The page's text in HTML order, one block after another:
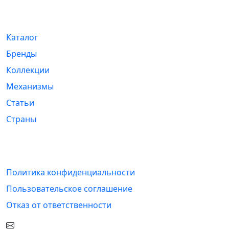
Каталог
Бренды
Коллекции
Механизмы
Статьи
Страны
Политика конфиденциальности
Пользовательское соглашение
Отказ от ответственности